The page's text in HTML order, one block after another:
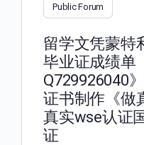
Public Forum
留学文凭蒙特
毕业证成绩单
Q729926040
证书制作《做
真实wse认证
证